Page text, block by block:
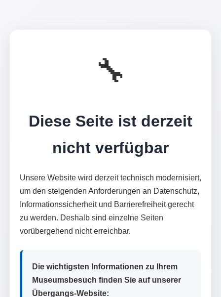
🔧
Diese Seite ist derzeit
nicht verfügbar
Unsere Website wird derzeit technisch modernisiert,
um den steigenden Anforderungen an Datenschutz,
Informationssicherheit und Barrierefreiheit gerecht
zu werden. Deshalb sind einzelne Seiten
vorübergehend nicht erreichbar.
Die wichtigsten Informationen zu Ihrem
Museumsbesuch finden Sie auf unserer
Übergangs-Website: